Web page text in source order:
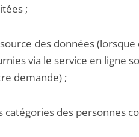
;
des données
via le service en ligne
demande) ;
catégories des personnes